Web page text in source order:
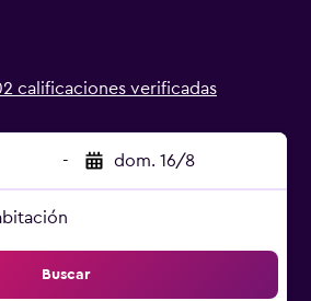
calificaciones verificadas
- dom. 16/8
Buscar